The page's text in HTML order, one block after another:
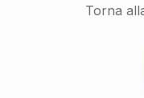
Torna